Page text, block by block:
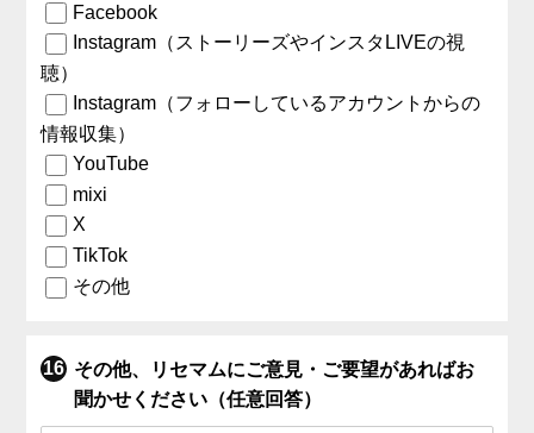
Facebook
Instagram（ストーリーズやインスタLIVEの視
聴）
Instagram（フォローしているアカウントからの
情報収集）
YouTube
mixi
X
TikTok
その他
その他、リセマムにご意見・ご要望があればお
聞かせください（任意回答）